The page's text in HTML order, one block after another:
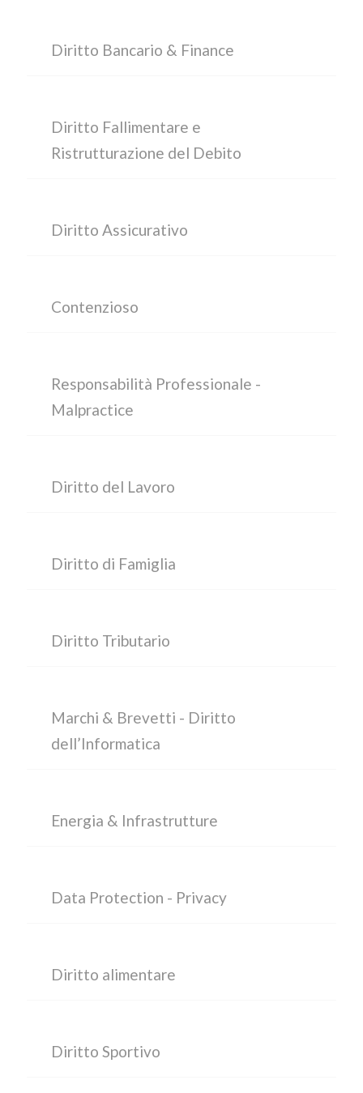
Diritto Bancario & Finance
Diritto Fallimentare e
Ristrutturazione del Debito
Diritto Assicurativo
Contenzioso
Responsabilità Professionale -
Malpractice
Diritto del Lavoro
Diritto di Famiglia
Diritto Tributario
Marchi & Brevetti - Diritto
dell’Informatica
Energia & Infrastrutture
Data Protection - Privacy
Diritto alimentare
Diritto Sportivo